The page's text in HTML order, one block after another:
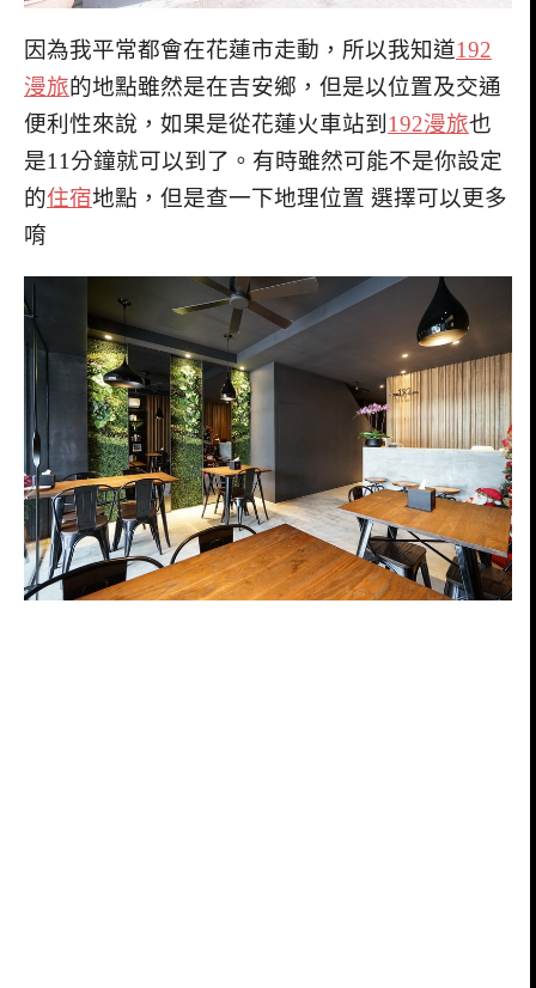
因為我平常都會在花蓮市走動，所以我知道192
漫旅的地點雖然是在吉安鄉，但是以位置及交通
便利性來說，如果是從花蓮火車站到 192漫旅也
是11分鐘就可以到了。有時雖然可能不是你設定
的住宿地點，但是查一下地理位置 選擇可以更多
唷